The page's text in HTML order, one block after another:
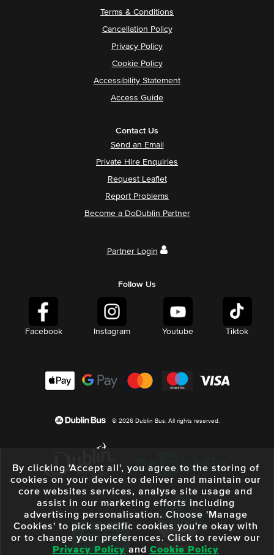
Terms & Conditions
Cancellation Policy
Privacy Policy
Cookie Policy
Accessibility Statement
Access Guide
Contact Us
Send an Email
Private Hire Enquiries
Request Leaflet
Report Problems
Become a DoDublin Partner
Partner Login
Follow Us
Facebook Instagram Youtube Tiktok
© 2026 Dublin Bus. All rights reserved.
By clicking 'Accept all', you agree to the storing of
cookies on your device to deliver and maintain our
core websites services, analyse site usage and
assist in our marketing efforts including
advertising personalisation. Choose 'Manage
Cookies' to pick specific cookies you're okay with
or to change your preferences. Click to review our
Privacy Policy and Cookie Policy